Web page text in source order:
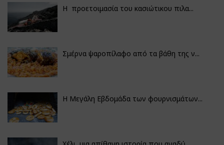
Η προετοιμασία του κασιώτικου πιλα...
Σμέρνα ψαροπίλαφο από τα βάθη της ν...
Η Μεγάλη Εβδομάδα των φουρνισμάτων...